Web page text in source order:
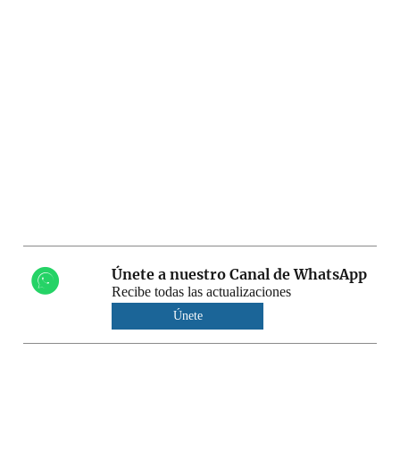
Únete a nuestro Canal de WhatsApp
Recibe todas las actualizaciones
Únete